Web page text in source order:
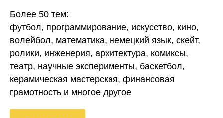
Более 50 тем:
футбол, программирование, искусство, кино,
волейбол, математика, немецкий язык, скейт,
ролики, инженерия, архитектура, комиксы,
театр, научные эксперименты, баскетбол,
керамическая мастерская, финансовая
грамотность и многое другое